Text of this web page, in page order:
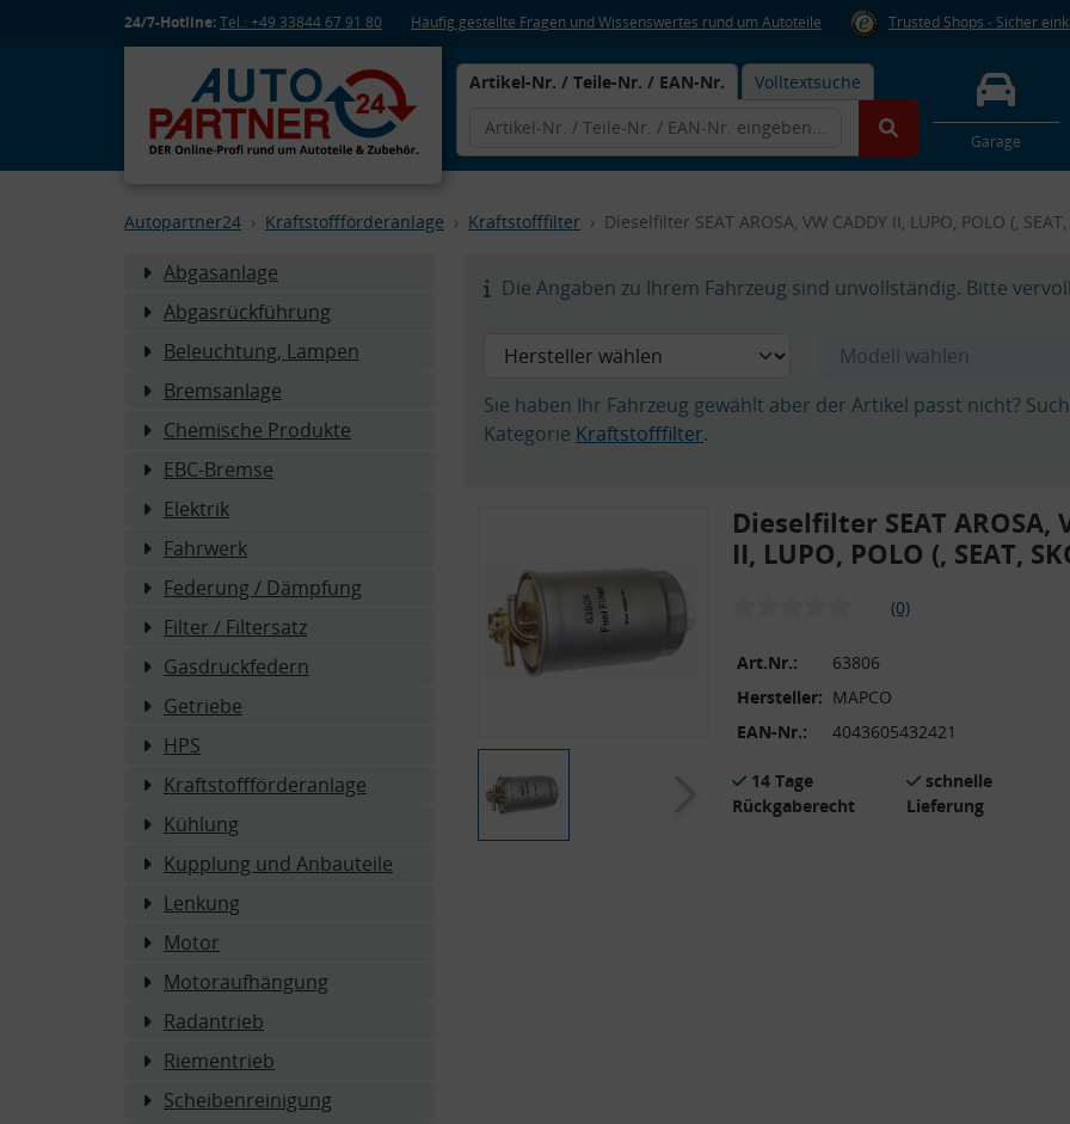
24/7-Hotline:Tel.: +49 33844 67 91 80 Häufig gestellte Fragen und Wissenswertes rund um Autoteile Trusted Shops - Sicher
Artikel-Nr. / Teile-Nr. / EAN-Nr. Volltextsuche
Garage
Autopartner24 Kraftstoffförderanlage Kraftstofffilter Dieselfilter SEAT AROSA, VW CADDY II, LUPO, POLO (,
Abgasanlage
Abgasrückführung
Beleuchtung, Lampen
Bremsanlage
Chemische Produkte
EBC-Bremse
Elektrik
Fahrwerk
Federung / Dämpfung
Filter / Filtersatz
Gasdruckfedern
Getriebe
HPS
Kraftstoffförderanlage
Kühlung
Kupplung und Anbauteile
Lenkung
Motor
Motoraufhängung
Radantrieb
Riementrieb
Scheibenreinigung
Die Angaben zu Ihrem Fahrzeug sind unvollständig. Bitte
Sie haben Ihr Fahrzeug gewählt aber der Artikel passt nicht?
Kategorie Kraftstofffilter.
Dieselfilter SEAT AROSA,
II, LUPO, POLO (, SEAT,
(0)
Art.Nr.:
63806
Hersteller: MAPCO
EAN-Nr.:
4043605432421
14 Tage
Rückgaberecht
schnelle
Lieferung